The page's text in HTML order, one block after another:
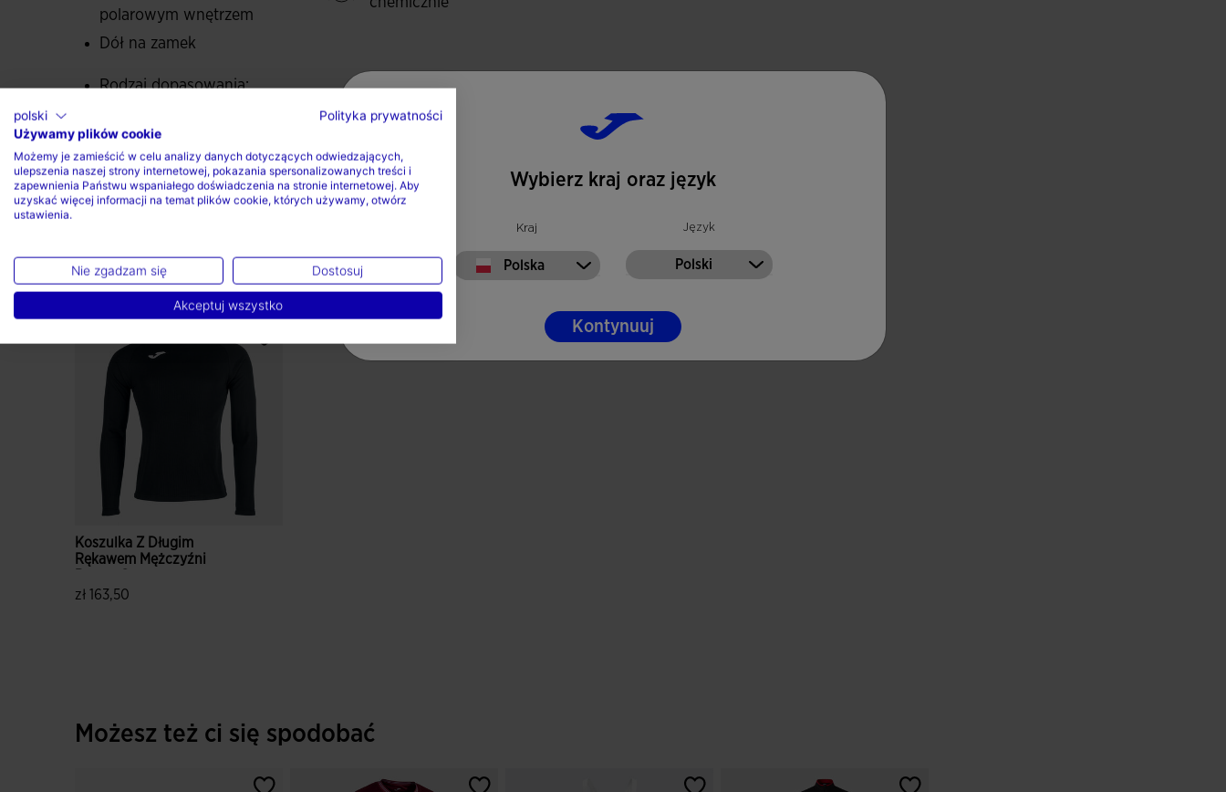
polarowym wnętrzem
Dół na zamek
Rodzaj dopasowania:
60% Bawełna, 40% Poliester
Skompletuj swój look
Koszulka Z Długim
Rękawem Mężczyźni
zł 163,50
Możesz też ci się spodobać
Wybierz kraj oraz język
Kraj
Polska
Język
Polski
Kontynuuj
polski
Polityka prywatności
Używamy plików cookie
Możemy je zamieścić w celu analizy danych dotyczących odwiedzających,
ulepszenia naszej strony internetowej, pokazania spersonalizowanych treści i
zapewnienia Państwu wspaniałego doświadczenia na stronie internetowej. Aby
uzyskać więcej informacji na temat plików cookie, których używamy, otwórz
ustawienia.
Nie zgadzam się Dostosuj
Akceptuj wszystko